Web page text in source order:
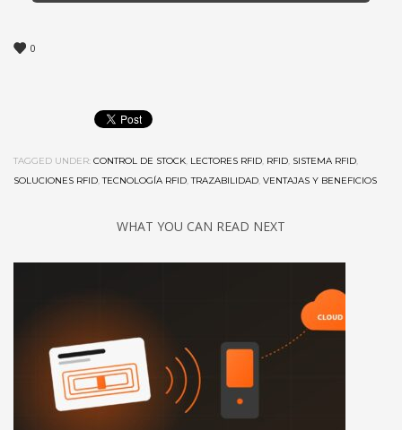
0
TAGGED UNDER: CONTROL DE STOCK, LECTORES RFID, RFID, SISTEMA RFID,
SOLUCIONES RFID,TECNOLOGÍA RFID,TRAZABILIDAD, VENTAJAS Y BENEFICIOS
WHAT YOU CAN READ NEXT